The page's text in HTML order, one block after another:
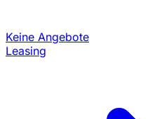
Keine Angebote
Leasing